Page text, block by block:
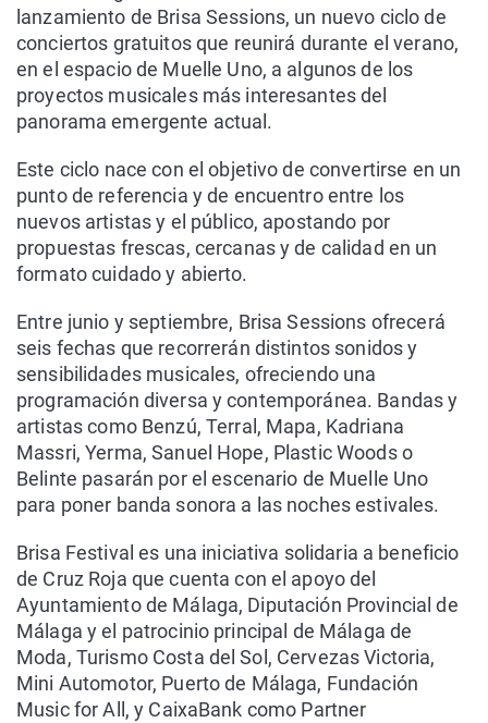
lanzamiento de Brisa Sessions, un nuevo ciclo de
conciertos gratuitos que reunirá durante el verano,
en el espacio de Muelle Uno, a algunos de los
proyectos musicales más interesantes del
panorama emergente actual.
Este ciclo nace con el objetivo de convertirse en un
punto de referencia y de encuentro entre los
nuevos artistas y el público, apostando por
propuestas frescas, cercanas y de calidad en un
formato cuidado y abierto.
Entre junio y septiembre, Brisa Sessions ofrecerá
seis fechas que recorrerán distintos sonidos y
sensibilidades musicales, ofreciendo una
programación diversa y contemporánea. Bandas y
artistas como Benzú, Terral, Mapa, Kadriana
Massri, Yerma, Sanuel Hope, Plastic Woods o
Belinte pasarán por el escenario de Muelle Uno
para poner banda sonora a las noches estivales.
Brisa Festival es una iniciativa solidaria a beneficio
de Cruz Roja que cuenta con el apoyo del
Ayuntamiento de Málaga, Diputación Provincial de
Málaga y el patrocinio principal de Málaga de
Moda, Turismo Costa del Sol, Cervezas Victoria,
Mini Automotor, Puerto de Málaga, Fundación
Music for All, y CaixaBank como Partner